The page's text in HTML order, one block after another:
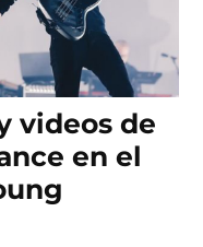
videos de
en el